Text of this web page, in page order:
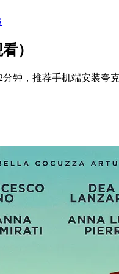
）
钟，推荐手机端安装夸